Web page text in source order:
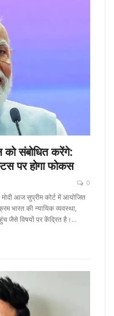
को संबोधित करेंगे:
पर होगा फोकस
0
आज सुप्रीम कोर्ट में आयोजित
भारत की न्यायिक व्यवस्था,
जैसे विषयों पर केंद्रित है।…